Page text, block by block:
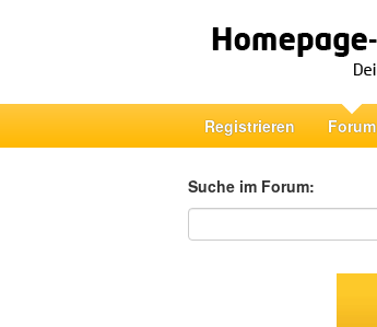
Registrieren Forum
Suche im Forum:
Suche im Forum